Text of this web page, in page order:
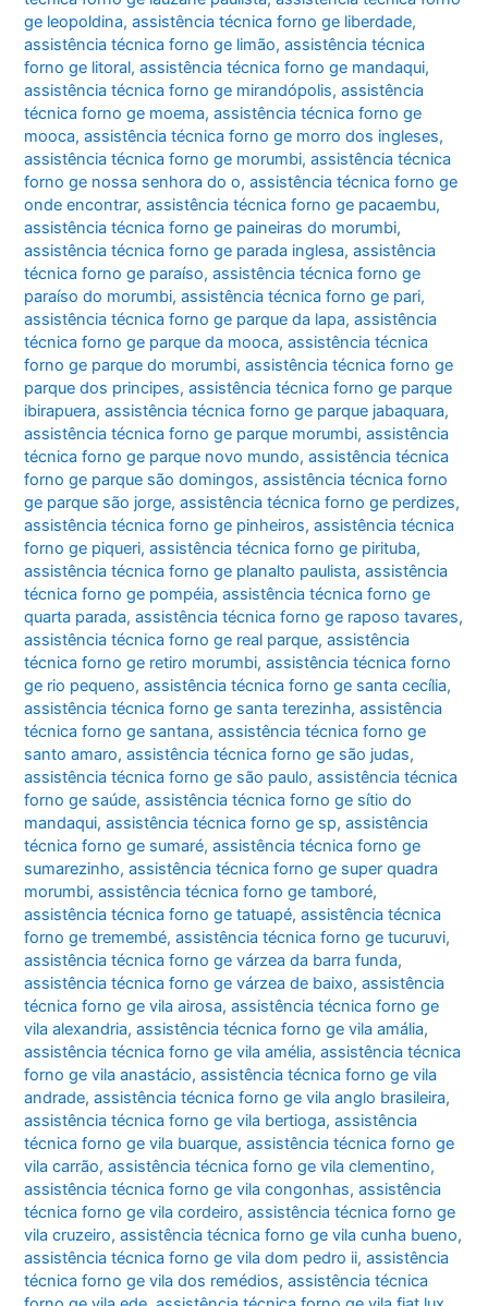
ge leopoldina,assistência técnica forno ge liberdade,
assistência técnica forno ge limão,assistência técnica
forno ge litoral,assistência técnica forno ge mandaqui,
assistência técnica forno ge mirandópolis,assistência
técnica forno ge moema,assistência técnica forno ge
mooca,assistência técnica forno ge morro dos ingleses,
assistência técnica forno ge morumbi,assistência técnica
forno ge nossa senhora do o,assistência técnica forno ge
onde encontrar,assistência técnica forno ge pacaembu,
assistência técnica forno ge paineiras do morumbi,
assistência técnica forno ge parada inglesa,assistência
técnica forno ge paraíso,assistência técnica forno ge
paraíso do morumbi,assistência técnica forno ge pari,
assistência técnica forno ge parque da lapa,assistência
técnica forno ge parque da mooca,assistência técnica
forno ge parque do morumbi,assistência técnica forno ge
parque dos principes,assistência técnica forno ge parque
ibirapuera,assistência técnica forno ge parque jabaquara,
assistência técnica forno ge parque morumbi,assistência
técnica forno ge parque novo mundo,assistência técnica
forno ge parque são domingos,assistência técnica forno
ge parque são jorge,assistência técnica forno ge perdizes,
assistência técnica forno ge pinheiros,assistência técnica
forno ge piqueri,assistência técnica forno ge pirituba,
assistência técnica forno ge planalto paulista,assistência
técnica forno ge pompéia,assistência técnica forno ge
quarta parada,assistência técnica forno ge raposo tavares,
assistência técnica forno ge real parque,assistência
técnica forno ge retiro morumbi,assistência técnica forno
ge rio pequeno,assistência técnica forno ge santa cecília,
assistência técnica forno ge santa terezinha,assistência
técnica forno ge santana,assistência técnica forno ge
santo amaro,assistência técnica forno ge são judas,
assistência técnica forno ge são paulo,assistência técnica
forno ge saúde,assistência técnica forno ge sítio do
mandaqui,assistência técnica forno ge sp,assistência
técnica forno ge sumaré,assistência técnica forno ge
sumarezinho,assistência técnica forno ge super quadra
morumbi,assistência técnica forno ge tamboré,
assistência técnica forno ge tatuapé,assistência técnica
forno ge tremembé,assistência técnica forno ge tucuruvi,
assistência técnica forno ge várzea da barra funda,
assistência técnica forno ge várzea de baixo,assistência
técnica forno ge vila airosa,assistência técnica forno ge
vila alexandria,assistência técnica forno ge vila amália,
assistência técnica forno ge vila amélia,assistência técnica
forno ge vila anastácio,assistência técnica forno ge vila
andrade,assistência técnica forno ge vila anglo brasileira,
assistência técnica forno ge vila bertioga,assistência
técnica forno ge vila buarque,assistência técnica forno ge
vila carrão,assistência técnica forno ge vila clementino,
assistência técnica forno ge vila congonhas,assistência
técnica forno ge vila cordeiro,assistência técnica forno ge
vila cruzeiro,assistência técnica forno ge vila cunha bueno,
assistência técnica forno ge vila dom pedro ii,assistência
técnica forno ge vila dos remédios,assistência técnica